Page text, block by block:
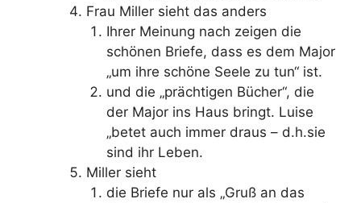
Frau Miller sieht das anders
Ihrer Meinung nach zeigen die
schönen Briefe, dass es dem Major
„um ihre schöne Seele zu tun“ ist.
und die „prächtigen Bücher“, die
der Major ins Haus bringt. Luise
„betet auch immer draus – d.h.sie
sind ihr Leben.
Miller sieht
die Briefe nur als „Gruß an das